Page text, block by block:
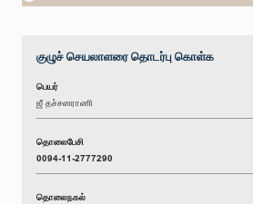
குழுச் செயலாளரை தொடர்பு கொள்க
பெயர்
ஜீ தச்சனராணி
தொலைபேசி
0094-11-2777290
தொலைநகல்